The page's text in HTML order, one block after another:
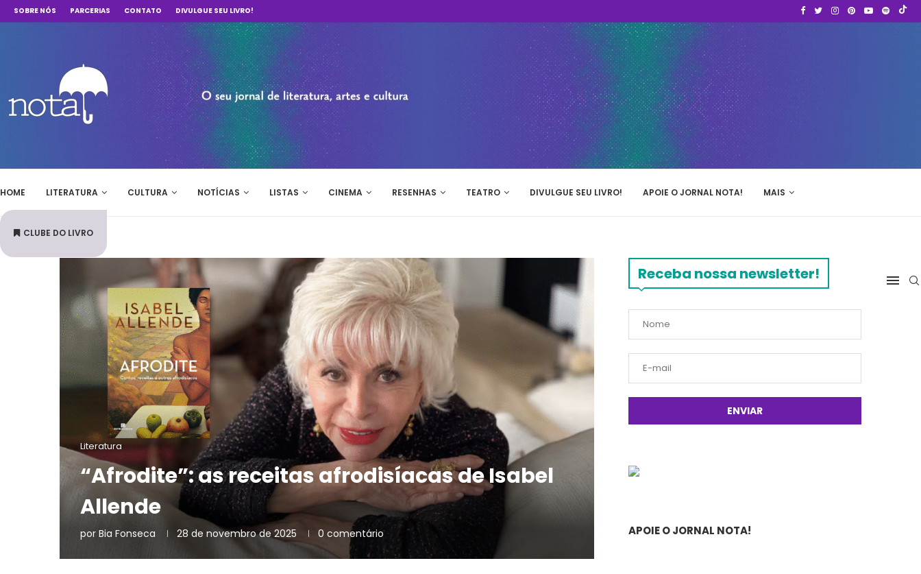
SOBRE NÓS PARCERIAS CONTATO DIVULGUE SEU LIVRO!
HOME LITERATURA CULTURA NOTÍCIAS LISTAS CINEMA RESENHAS TEATRO DIVULGUE SEU LIVRO! APOIE O JORNAL NOTA! MAIS
CLUBE DO LIVRO
Literatura
“Afrodite”: as receitas afrodisíacas de Isabel
Allende
por Bia Fonseca 28 de novembro de 2025 0 comentário
Receba nossa newsletter!
APOIE O JORNAL NOTA!